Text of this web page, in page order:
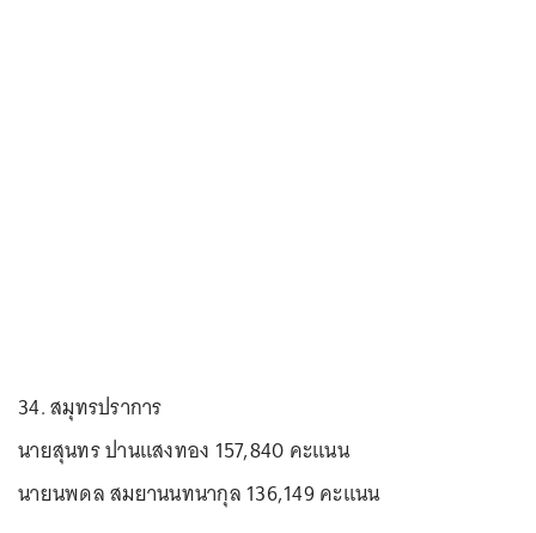
34. สมุทรปราการ
นายสุนทร ปานแสงทอง 157,840 คะแนน
นายนพดล สมยานนทนากุล 136,149 คะแนน